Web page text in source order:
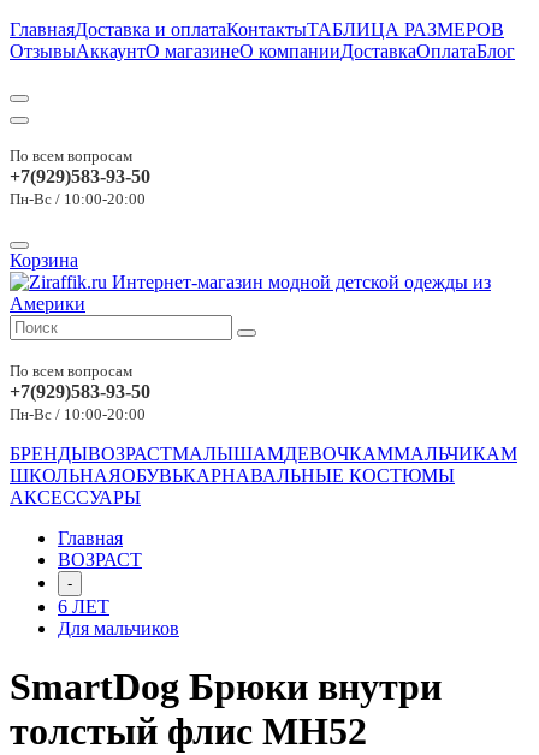
ГлавнаяДоставка и оплатаКонтактыТАБЛИЦА РАЗМЕРОВ
ОтзывыАккаунтО магазинеО компанииДоставкаОплатаБлог
По всем вопросам
+7(929)583-93-50
Пн-Вс / 10:00-20:00
Корзина
По всем вопросам
+7(929)583-93-50
Пн-Вс / 10:00-20:00
БРЕНДЫВОЗРАСТМАЛЫШАМДЕВОЧКАММАЛЬЧИКАМ
ШКОЛЬНАЯОБУВЬКАРНАВАЛЬНЫЕ КОСТЮМЫ
АКСЕССУАРЫ
Главная
ВОЗРАСТ
-
6 ЛЕТ
Для мальчиков
SmartDog Брюки внутри
толстый флис МН52